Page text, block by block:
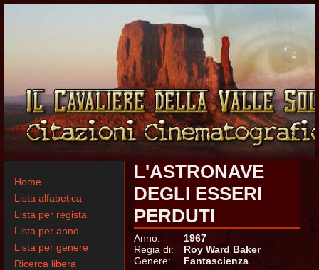
Home
Lista alfabetica
Lista per regista
Lista per anno
Lista per genere
Ricerca libera
L'ASTRONAVE
DEGLI ESSERI
PERDUTI
Anno:
1967
Regia di:
Roy Ward Baker
Genere:
Fantascienza